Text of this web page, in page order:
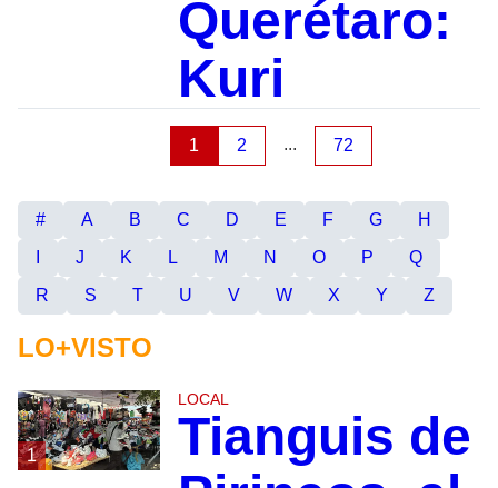
Querétaro:
Kuri
1 2 ... 72
# A B C D E F G
H
J K L M N O P
Q
R
S T U V W X Y Z
LO+VISTO
1
LOCAL
Tianguis de